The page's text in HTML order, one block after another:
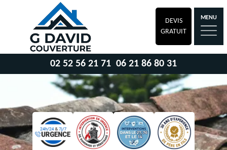
DEVIS
GRATUIT
MENU
02 52 56 21 71 06 21 86 80 31